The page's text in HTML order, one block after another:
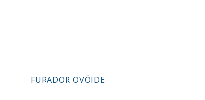
FURADOR OVÓIDE